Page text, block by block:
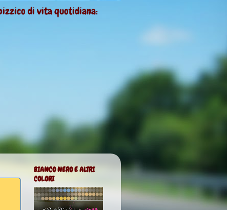
di vita quotidiana:
BIANCO NERO E ALTRI
COLORI